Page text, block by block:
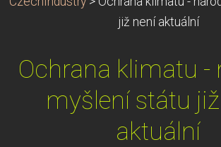
již není aktuální
Ochrana klimatu -
myšlení státu
aktuální